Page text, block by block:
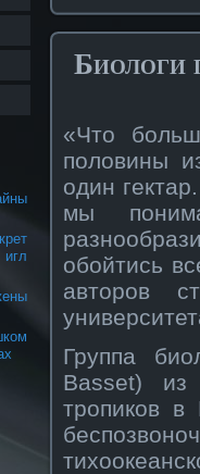
Биологи
«Что
половины
один
мы
обойтись
авторов
Группа
Basset) из
тропиков